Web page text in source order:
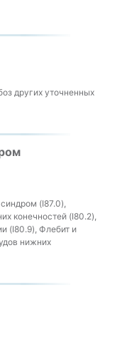
других уточненных
(I87.0),
конечностей (I80.2),
(I80.9), Флебит и
нижних